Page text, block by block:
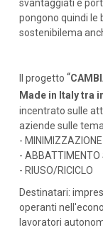
svantaggiati e
pongono quindi le
sostenibilema
Il progetto “
Made in Italy tra
incentrato sulle
aziende sulle
- MINIMIZZAZIONE
- ABBATTIMENTO
- RIUSO/RICICLO
Destinatari:
operanti
lavoratori